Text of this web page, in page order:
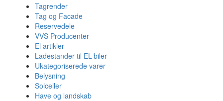
Tagrender
Tag og Facade
Reservedele
VVS Producenter
El artikler
Ladestander til EL-biler
Ukategoriserede varer
Belysning
Solceller
Have og landskab